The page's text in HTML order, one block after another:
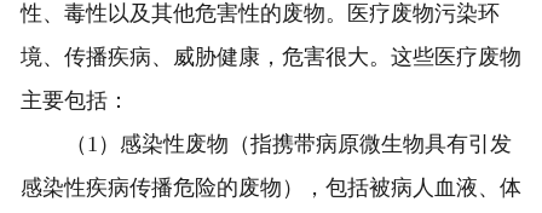
性、毒性以及其他危害性的废物。医疗废物污染环
境、传播疾病、威胁健康，危害很大。这些医疗废物
主要包括：
（1）感染性废物（指携带病原微生物具有引发
感染性疾病传播危险的废物），包括被病人血液、体